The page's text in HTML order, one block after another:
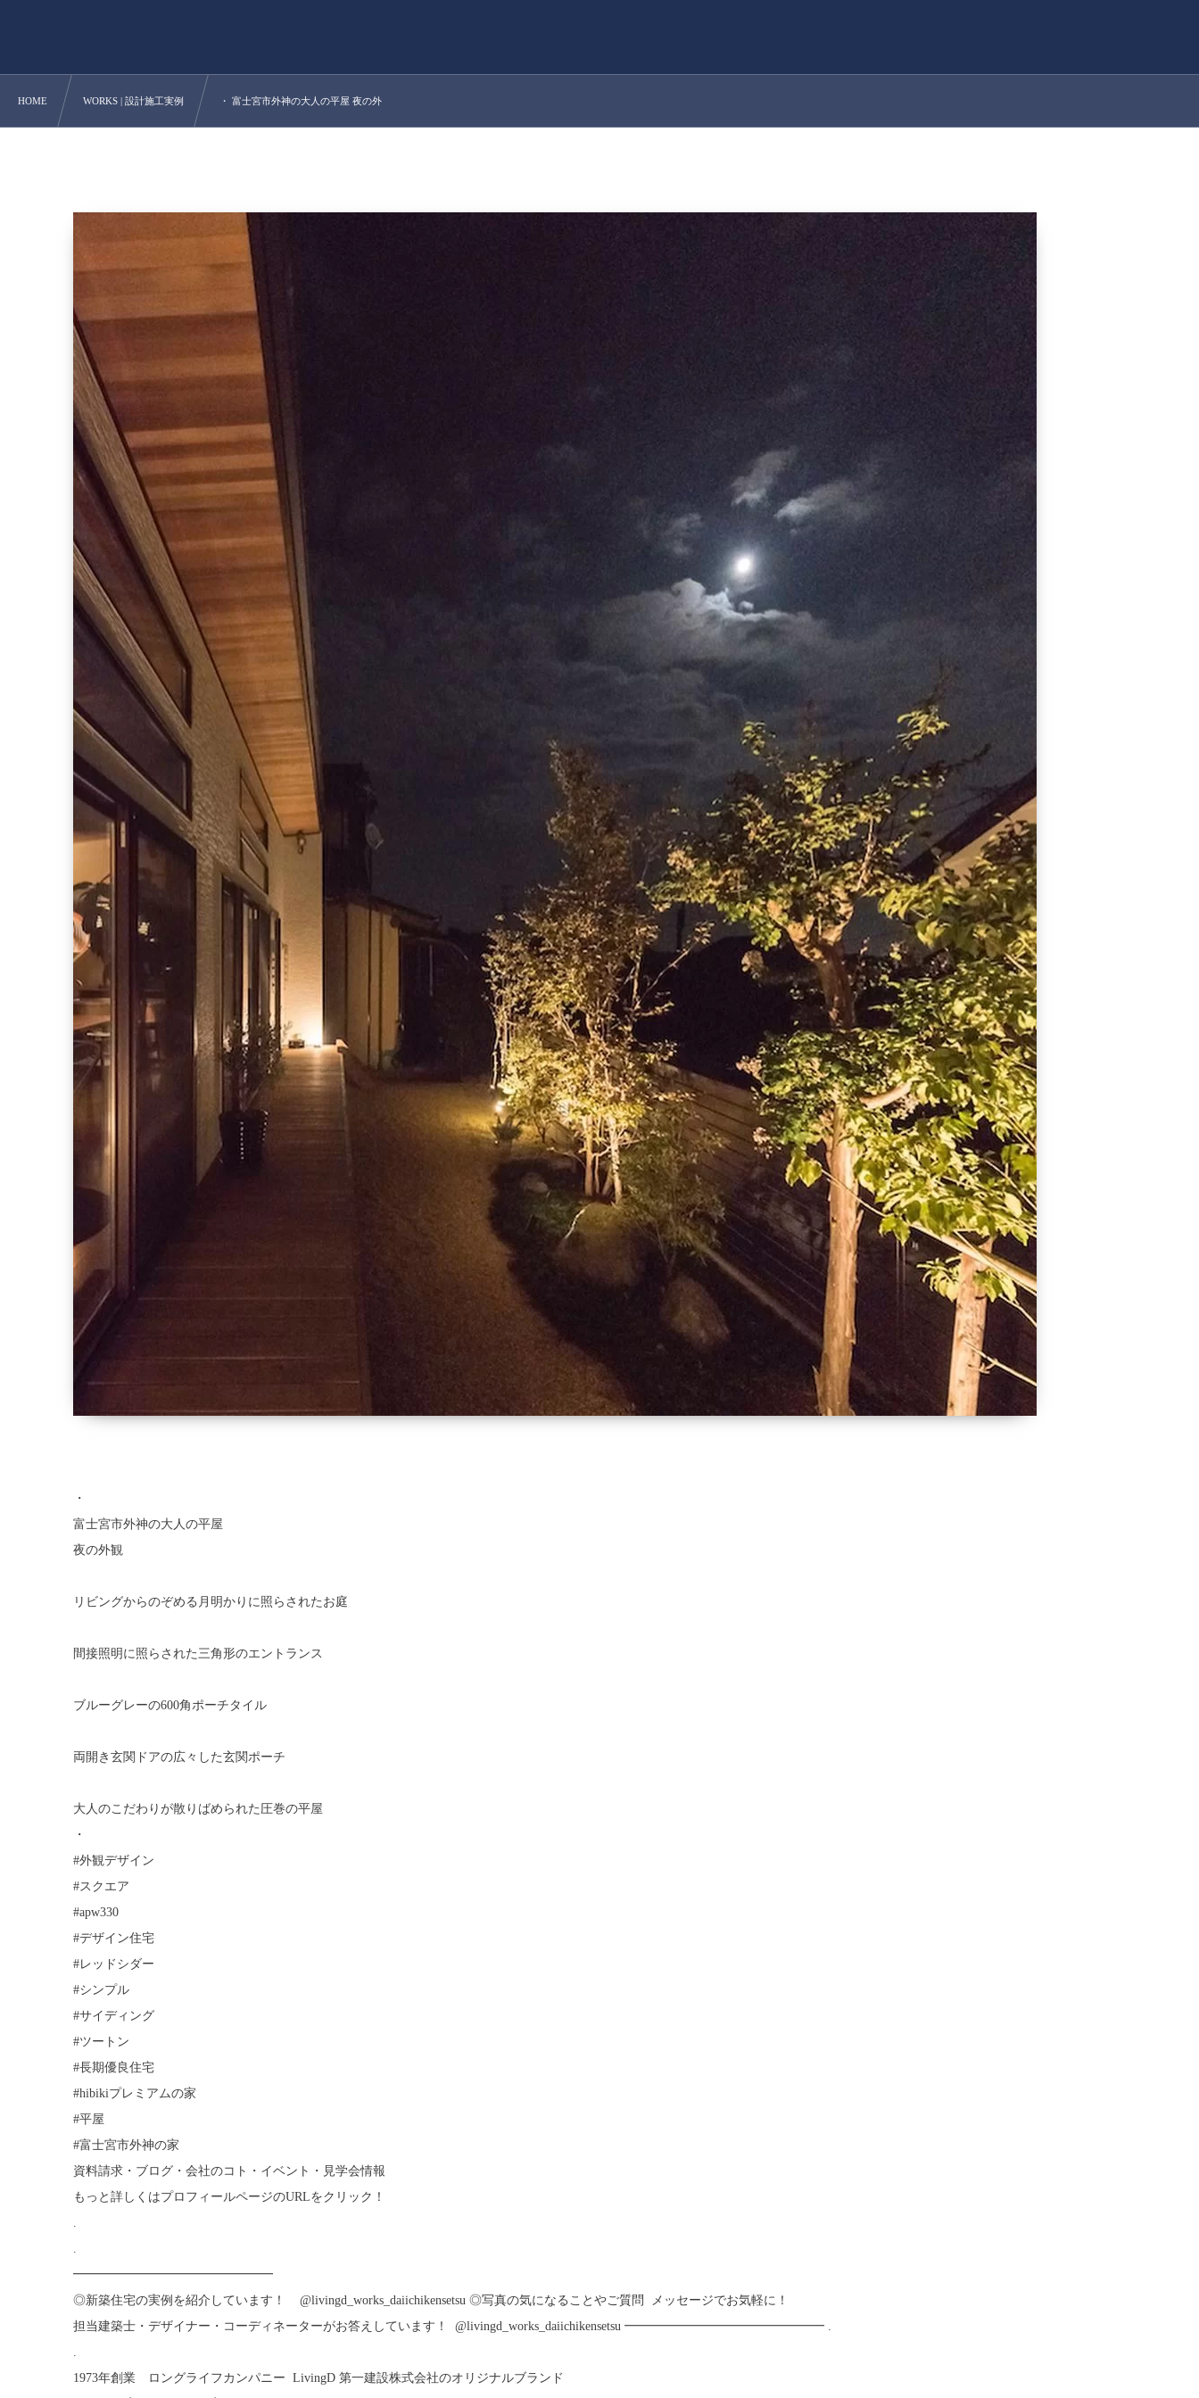
HOME WORKS | 設計施工実例 ・ 富士宮市外神の大人の平屋 夜の外
・
富士宮市外神の大人の平屋
夜の外観
リビングからのぞめる月明かりに照らされたお庭
間接照明に照らされた三角形のエントランス
ブルーグレーの600角ポーチタイル
両開き玄関ドアの広々した玄関ポーチ
大人のこだわりが散りばめられた圧巻の平屋
・
#外観デザイン
#スクエア
#apw330
#デザイン住宅
#レッドシダー
#シンプル
#サイディング
#ツートン
#長期優良住宅
#hibikiプレミアムの家
#平屋
#富士宮市外神の家
資料請求・ブログ・会社のコト・イベント・見学会情報
もっと詳しくはプロフィールページのURLをクリック！
.
.
━━━━━━━━━━━━━━━━
◎新築住宅の実例を紹介しています！ ︎ @livingd_works_daiichikensetsu ◎写真の気になることやご質問 メッセージでお気軽に！
担当建築士・デザイナー・コーディネーターがお答えしています！ ︎ @livingd_works_daiichikensetsu ━━━━━━━━━━━━━━━━ .
.
1973年創業 ロングライフカンパニー LivingD 第一建設株式会社のオリジナルブランド